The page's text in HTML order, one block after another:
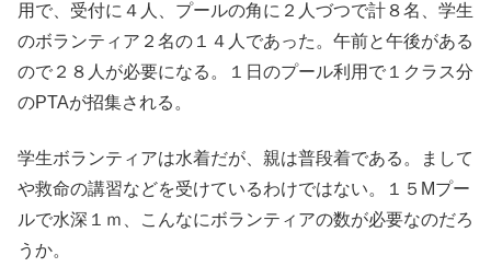
用で、受付に４人、プールの角に２人づつで計８名、学生
のボランティア２名の１４人であった。午前と午後がある
ので２８人が必要になる。１日のプール利用で１クラス分
のPTAが招集される。
学生ボランティアは水着だが、親は普段着である。まして
や救命の講習などを受けているわけではない。１５Mプー
ルで水深１ｍ、こんなにボランティアの数が必要なのだろ
うか。